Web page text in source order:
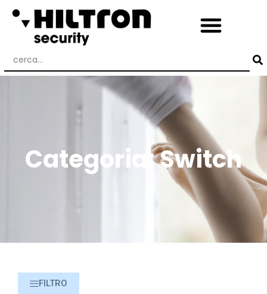
Categoria: Switch
FILTRO